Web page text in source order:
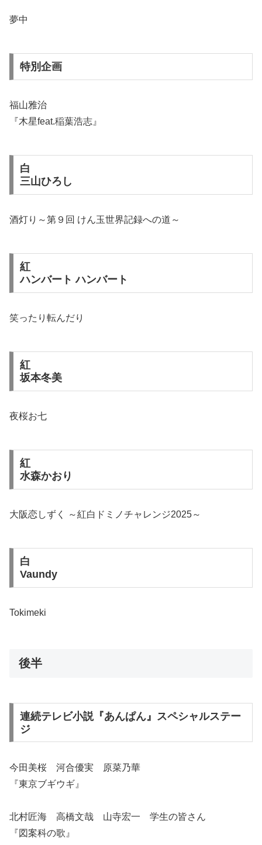
夢中
特別企画
福山雅治
『木星feat.稲葉浩志』
白
三山ひろし
酒灯り～第９回 けん玉世界記録への道～
紅
ハンバート ハンバート
笑ったり転んだり
紅
坂本冬美
夜桜お七
紅
水森かおり
大阪恋しずく ～紅白ドミノチャレンジ2025～
白
Vaundy
Tokimeki
後半
連続テレビ小説『あんぱん』スペシャルステー
ジ
今田美桜 河合優実 原菜乃華
『東京ブギウギ』
北村匠海 高橋文哉 山寺宏一 学生の皆さん
『図案科の歌』